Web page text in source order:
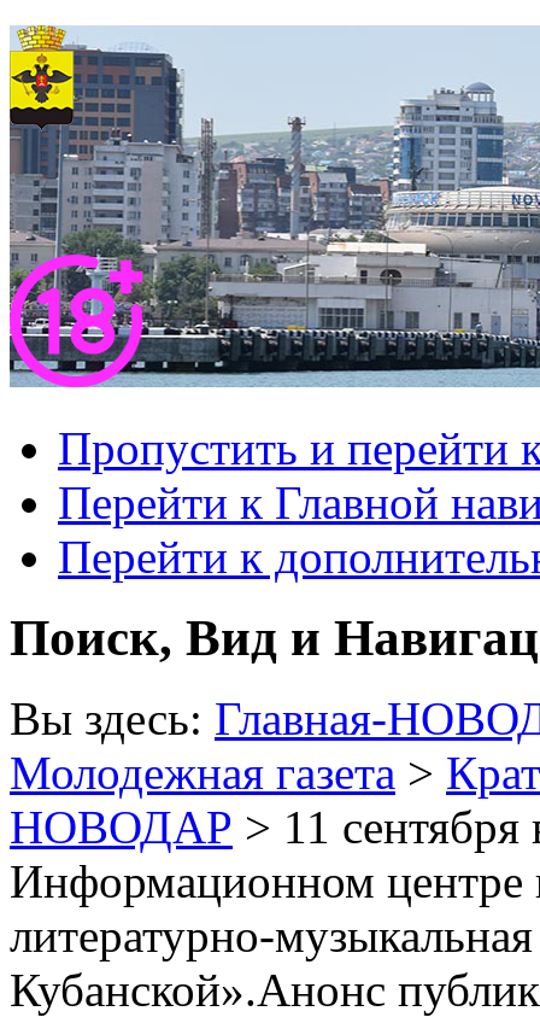
Пропустить и перейти
Перейти к Главной
Перейти к
Поиск, Вид и
Вы здесь: Главная-
Молодежная газета >
НОВОДАР > 11
Информационном центре
литературно-
Кубанской».Анонс